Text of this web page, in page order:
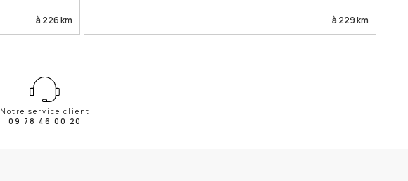
à 226 km à 229 km
Notre service client
09 78 46 00 20